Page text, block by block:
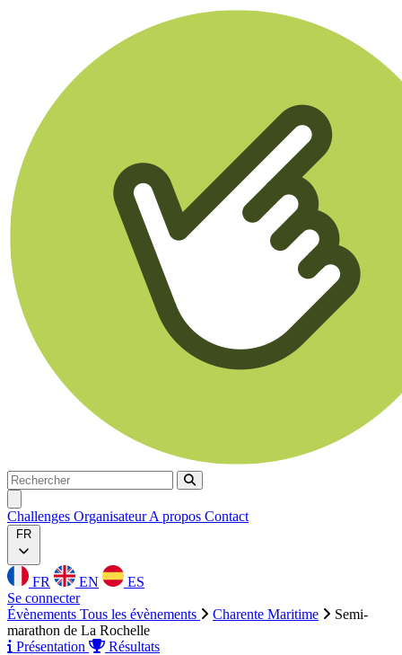
Rechercher
Rechercher
Challenges OrganisateurA propos Contact
FR
FR EN
ES
Se connecter
Évènements Tous les évènements Charente Maritime
Semi-
marathon de La Rochelle
Présentation
Résultats